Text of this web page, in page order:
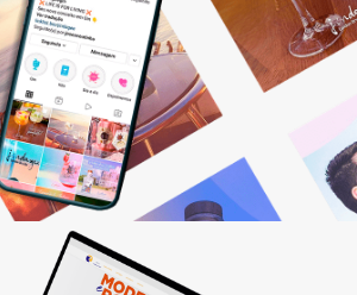
Fazemos o planejamento,
dos seus canais digitais.